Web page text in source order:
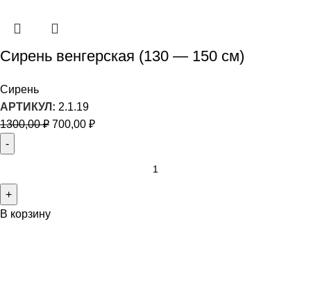
Сирень венгерская (130 — 150 см)
Сирень
АРТИКУЛ: 2.1.19
1300,00₽ 700,00 ₽
В корзину